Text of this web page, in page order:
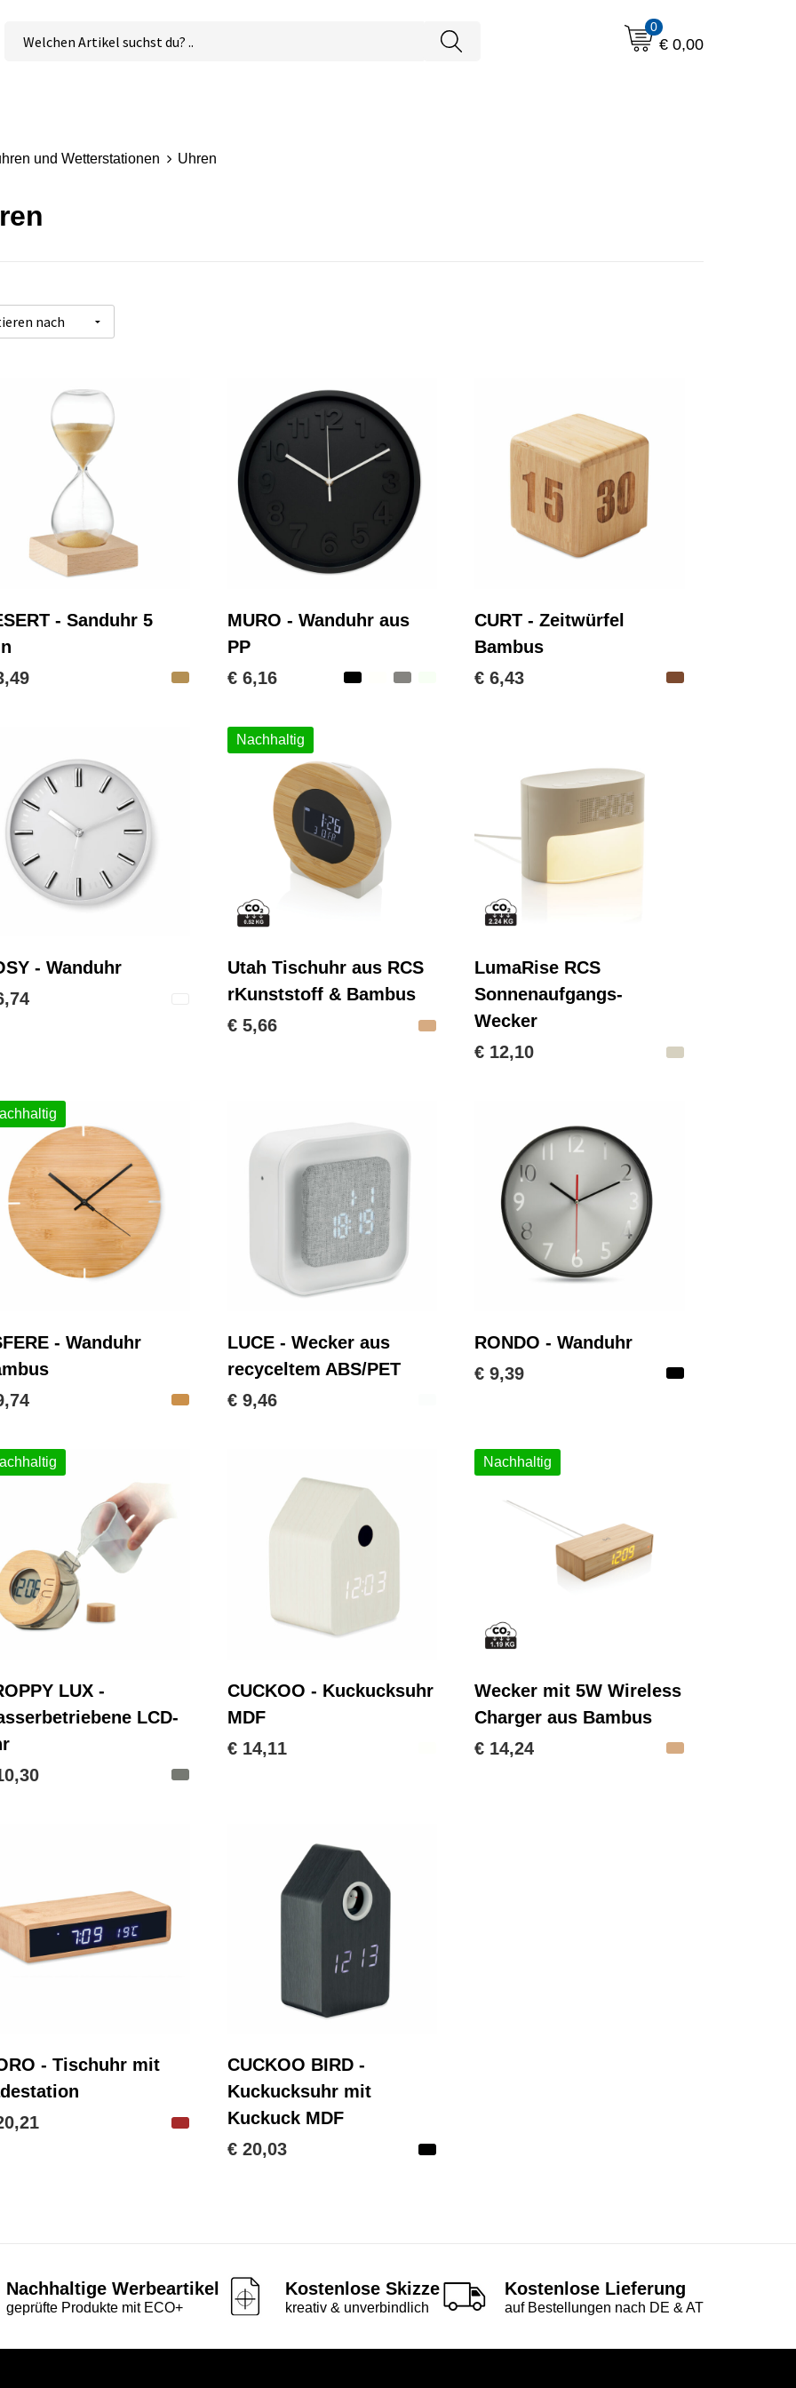
0
€ 0,00
und Wetterstationen Uhren
- Sanduhr 5
MURO - Wanduhr aus
PP
€ 6,16
CURT - Zeitwürfel
Bambus
€ 6,43
- Wanduhr
Nachhaltig
Utah Tischuhr aus RCS
rKunststoff & Bambus
€ 5,66
LumaRise RCS
Sonnenaufgangs-
Wecker
€ 12,10
- Wanduhr
LUCE - Wecker aus
recyceltem ABS/PET
€ 9,46
RONDO - Wanduhr
€ 9,39
LUX -
LCD-
CUCKOO - Kuckucksuhr
MDF
€ 14,11
Nachhaltig
Wecker mit 5W Wireless
Charger aus Bambus
€ 14,24
- Tischuhr mit
CUCKOO BIRD -
Kuckucksuhr mit
Kuckuck MDF
€ 20,03
Nachhaltige Werbeartikel
geprüfte Produkte mit ECO+
Kostenlose Skizze
kreativ & unverbindlich
Kostenlose Lieferung
auf Bestellungen nach DE & AT